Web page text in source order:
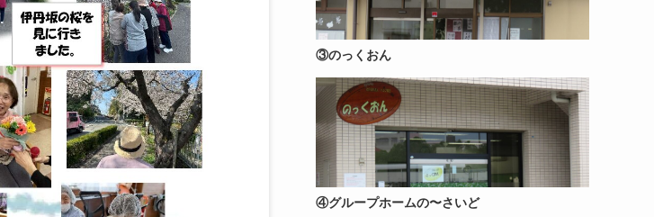
③のっくおん
④グループホームの〜さいど